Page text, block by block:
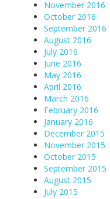
November 2016
October 2016
September 2016
August 2016
July 2016
June 2016
May 2016
April 2016
March 2016
February 2016
January 2016
December 2015
November 2015
October 2015
September 2015
August 2015
July 2015